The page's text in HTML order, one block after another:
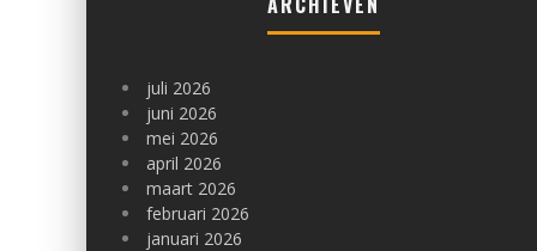
juli 2026
juni 2026
mei 2026
april 2026
maart 2026
februari 2026
januari 2026